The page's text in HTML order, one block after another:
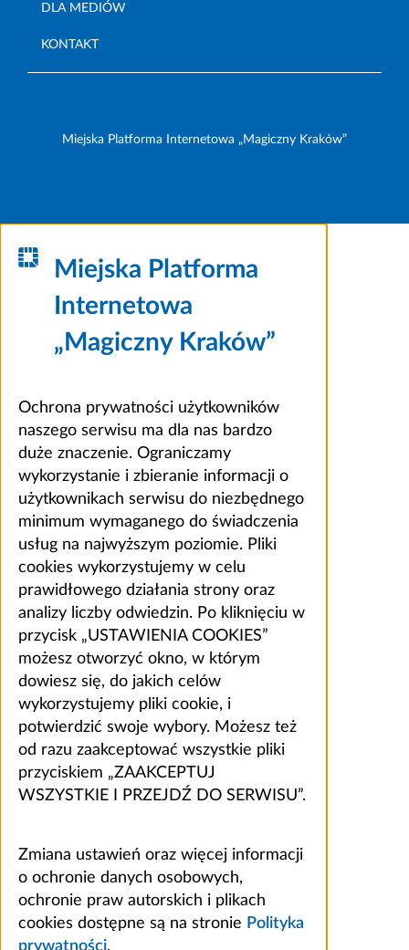
DLA MEDIÓW
KONTAKT
Miejska Platforma Internetowa „Magiczny Kraków”
Miejska Platforma
Internetowa
„Magiczny Kraków”
Ochrona prywatności użytkowników
naszego serwisu ma dla nas bardzo
duże znaczenie. Ograniczamy
wykorzystanie i zbieranie informacji o
użytkownikach serwisu do niezbędnego
minimum wymaganego do świadczenia
usług na najwyższym poziomie. Pliki
cookies wykorzystujemy w celu
prawidłowego działania strony oraz
analizy liczby odwiedzin. Po kliknięciu w
przycisk „USTAWIENIA COOKIES”
możesz otworzyć okno, w którym
dowiesz się, do jakich celów
wykorzystujemy pliki cookie, i
potwierdzić swoje wybory. Możesz też
od razu zaakceptować wszystkie pliki
przyciskiem „ZAAKCEPTUJ
WSZYSTKIE I PRZEJDŹ DO SERWISU”.
Zmiana ustawień oraz więcej informacji
o ochronie danych osobowych,
ochronie praw autorskich i plikach
cookies dostępne są na stronie Polityka
prywatności.